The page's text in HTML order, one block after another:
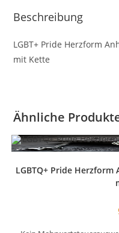
Beschreibung
LGBT+ Pride Herzform
mit Kette
Ähnliche
LGBTQ+ Pride Herzform